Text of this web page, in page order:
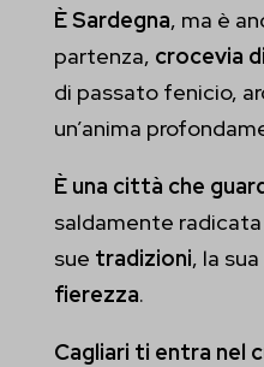
È Sardegna, ma è
partenza, crocevia
di passato fenicio,
un’anima
È una città che
saldamente
sue tradizioni, la sua
fierezza.
Cagliari ti entra nel
et-pb-recent-items-module-
et-pb-recent-items-module-
et-pb-recent-items-module-
parallax-method
et-pb-recent-items-module-
position
et-pb-recent-items-module-